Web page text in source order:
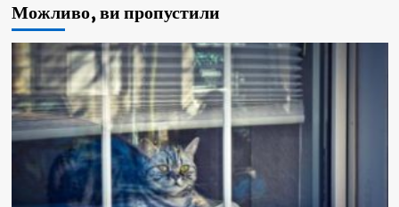
Можливо, ви пропустили